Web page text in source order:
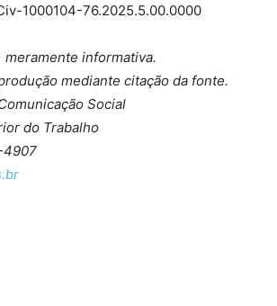
1000104-76.2025.5.00.0000
informativa.
mediante citação da fonte.
Social
do Trabalho
4907